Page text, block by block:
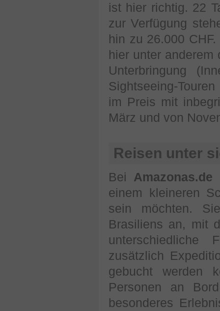
ist hier richtig. 22
zur Verfügung
hin zu 26.000
hier unter
Unterbringung
Sightseeing-
im Preis mit
März und von
Reisen unter
Bei Amazonas.de
einem kleineren
sein möchten.
Brasiliens an, mit
unterschiedliche
zusätzlich
gebucht werden
Personen an
besonderes